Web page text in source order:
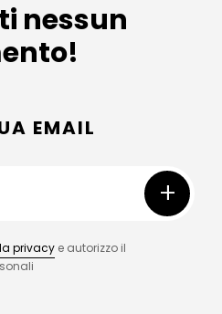
nessun
EMAIL
+
privacy e autorizzo il